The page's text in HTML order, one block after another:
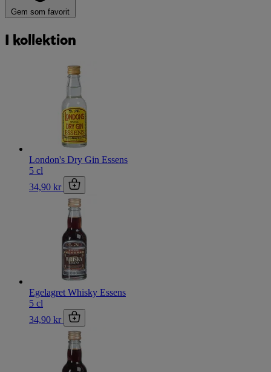
Gem som favorit
I kollektion
London's Dry Gin Essens
5 cl
34,90 kr
Egelagret Whisky Essens
5 cl
34,90 kr